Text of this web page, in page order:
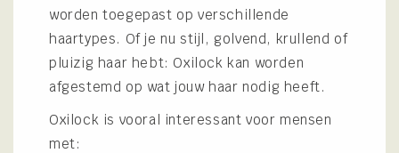
worden toegepast op verschillende
haartypes. Of je nu stijl, golvend, krullend of
pluizig haar hebt: Oxilock kan worden
afgestemd op wat jouw haar nodig heeft.
Oxilock is vooral interessant voor mensen
met: